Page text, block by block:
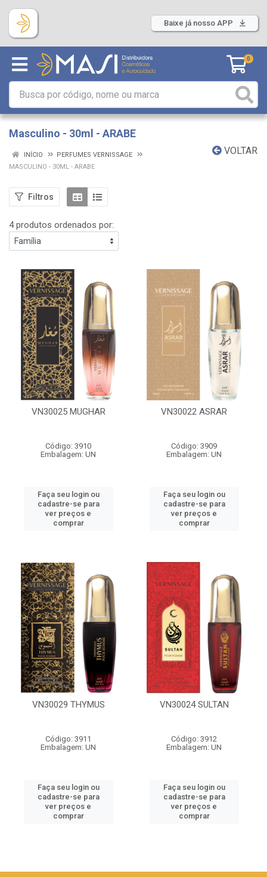
Baixe já nosso APP
0
Masculino - 30ml - ARABE
VOLTAR
INÍCIO
PERFUMES VERNISSAGE
MASCULINO - 30ML - ARABE
Filtros
4 produtos ordenados por:
VN30025 MUGHAR
Código: 3910
Embalagem: UN
Faça seu login ou
cadastre-se para
ver preços e
comprar
VN30022 ASRAR
Código: 3909
Embalagem: UN
Faça seu login ou
cadastre-se para
ver preços e
comprar
VN30029 THYMUS
Código: 3911
Embalagem: UN
Faça seu login ou
cadastre-se para
ver preços e
comprar
VN30024 SULTAN
Código: 3912
Embalagem: UN
Faça seu login ou
cadastre-se para
ver preços e
comprar